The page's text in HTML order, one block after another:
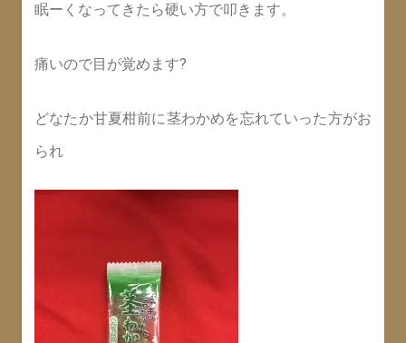
眠ーくなってきたら硬い方で叩きます。
痛いので目が覚めます?
どなたか甘夏柑前に茎わかめを忘れていった方がお
られ